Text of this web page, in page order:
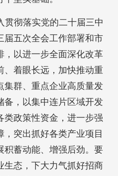
贯彻落实党的二十届三中
届五次全会工作部署和市
，以进一步全面深化改革
、着眼长远，加快推动重
集群、重点企业高质量发
备，以集中连片区域开发
类政策性资金，进一步强
突出抓好各类产业项目
积蓄动能、增强后劲。要
生态，下大力气抓好招商